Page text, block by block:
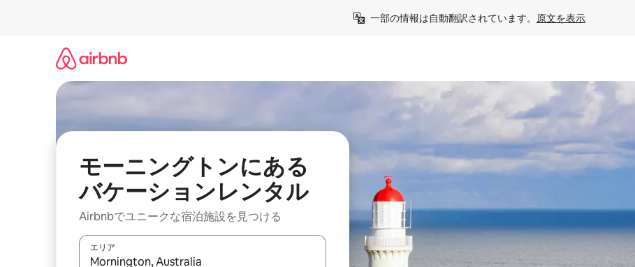
一部の情報は自動翻訳されています。 原文を表示
モーニングトンにある
バケーションレンタル
Airbnbでユニークな宿泊施設を見つける
エリア
検索結果が表示されたら、上下の矢印キーを使って移動するか、画面をタッチまたはスワイプして検索結果を確認すること